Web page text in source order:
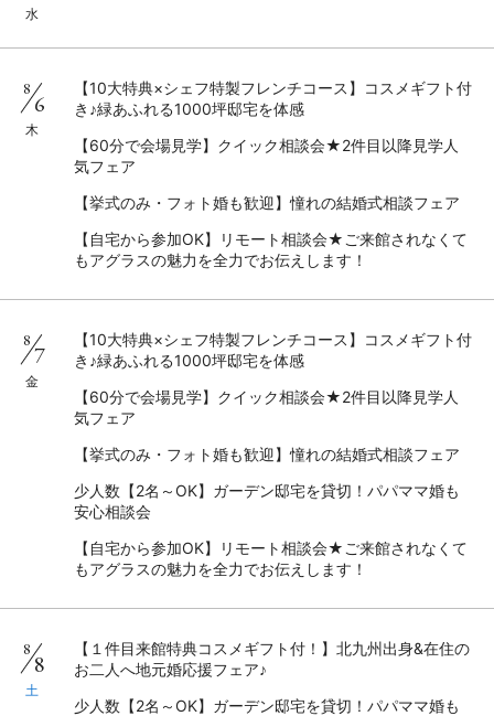
水
8
6
木
【10大特典×シェフ特製フレンチコース】コスメギフト付
き♪緑あふれる1000坪邸宅を体感
【60分で会場見学】クイック相談会★2件目以降見学人
気フェア
【挙式のみ・フォト婚も歓迎】憧れの結婚式相談フェア
【自宅から参加OK】リモート相談会★ご来館されなくて
もアグラスの魅力を全力でお伝えします！
8
7
金
【10大特典×シェフ特製フレンチコース】コスメギフト付
き♪緑あふれる1000坪邸宅を体感
【60分で会場見学】クイック相談会★2件目以降見学人
気フェア
【挙式のみ・フォト婚も歓迎】憧れの結婚式相談フェア
少人数【2名～OK】ガーデン邸宅を貸切！パパママ婚も
安心相談会
【自宅から参加OK】リモート相談会★ご来館されなくて
もアグラスの魅力を全力でお伝えします！
8
8
土
【１件目来館特典コスメギフト付！】北九州出身&在住の
お二人へ地元婚応援フェア♪
少人数【2名～OK】ガーデン邸宅を貸切！パパママ婚も